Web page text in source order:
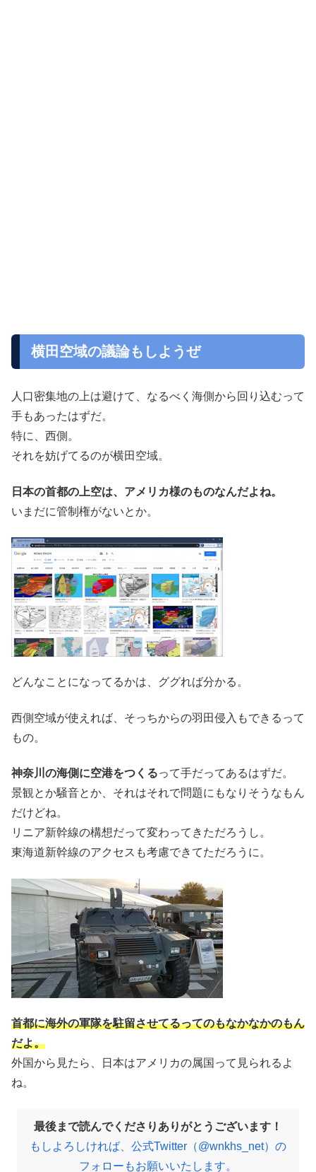
横田空域の議論もしようぜ
人口密集地の上は避けて、なるべく海側から回り込むって
手もあったはずだ。
特に、西側。
それを妨げてるのが横田空域。
日本の首都の上空は、アメリカ様のものなんだよね。
いまだに管制権がないとか。
どんなことになってるかは、ググれば分かる。
西側空域が使えれば、そっちからの羽田侵入もできるって
もの。
神奈川の海側に空港をつくるって手だってあるはずだ。
景観とか騒音とか、それはそれで問題にもなりそうなもん
だけどね。
リニア新幹線の構想だって変わってきただろうし。
東海道新幹線のアクセスも考慮できてただろうに。
首都に海外の軍隊を駐留させてるってのもなかなかのもん
だよ。
外国から見たら、日本はアメリカの属国って見られるよ
ね。
最後まで読んでくださりありがとうございます！
もしよろしければ、公式Twitter（@wnkhs_net）の
フォローもお願いいたします。